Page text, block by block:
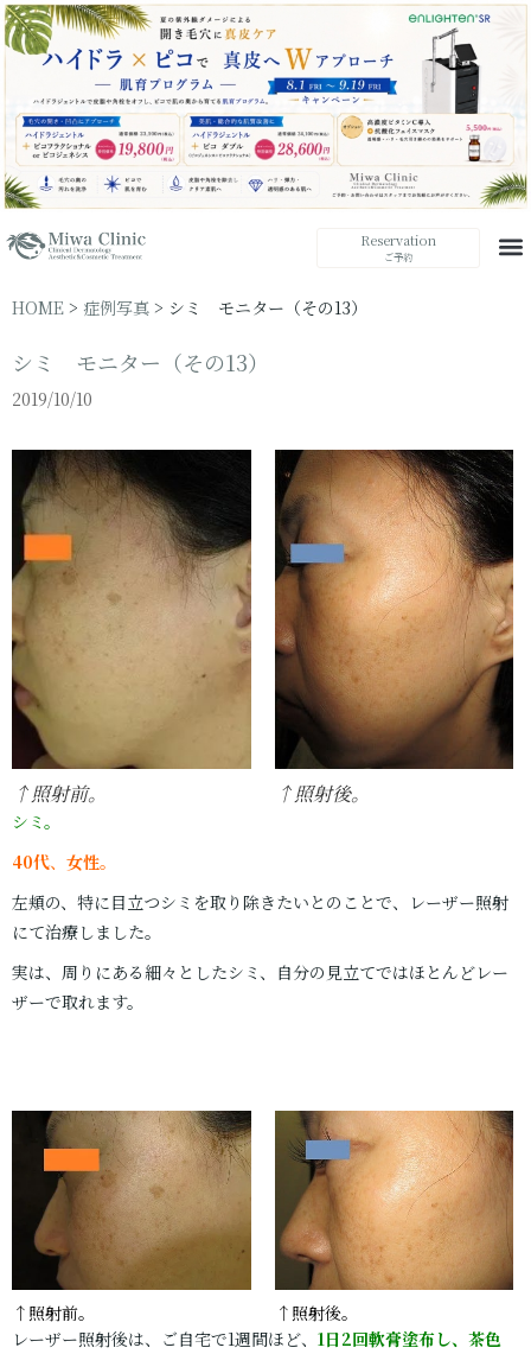
Reservation
ご予約
HOME > 症例写真 > シミ モニター（その13）
シミ モニター（その13）
2019/10/10
↑照射前。 ↑照射後。
シミ。
40代、 女性。
左頬の、特に目立つシミを取り除きたいとのことで、レーザー照射
にて治療しました。
実は、周りにある細々としたシミ、自分の見立てではほとんどレー
ザーで取れます。
↑照射前。
↑照射後。
レーザー照射後は、ご自宅で1週間ほど、 1日2回軟膏塗布し、茶色